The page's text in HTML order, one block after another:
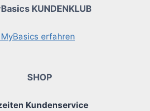
KUNDENKLUB
erfahren
SHOP
Kundenservice